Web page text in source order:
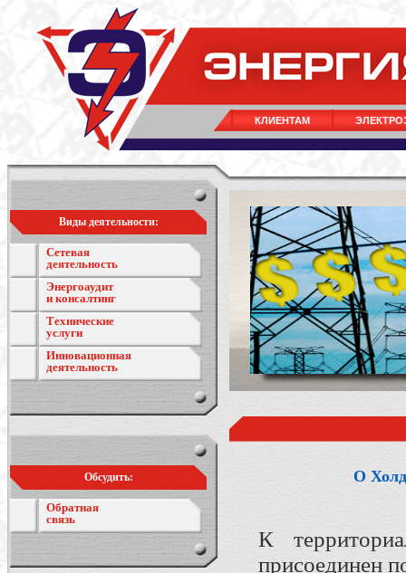
КЛИЕНТАМ
Виды деятельности:
Сетевая
деятельность
Энергоаудит
и консалтинг
Технические
услуги
Инновационная
деятельность
Обсудить:
Обратная
связь
О
К
присоединен